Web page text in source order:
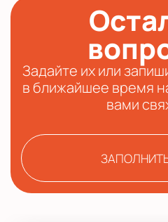
Задайте их или
в ближайшее время
вами